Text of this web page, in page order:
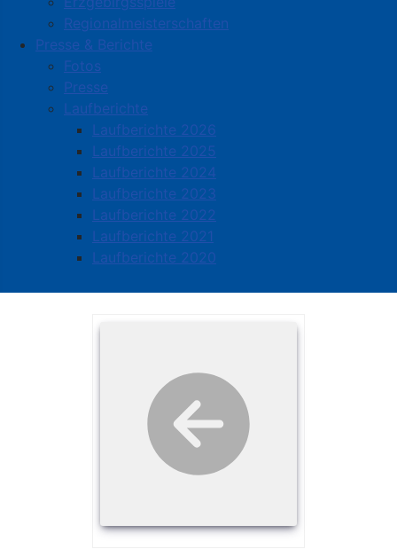
Regionalmeisterschaften
Presse & Berichte
Fotos
Presse
Laufberichte
Laufberichte 2026
Laufberichte 2025
Laufberichte 2024
Laufberichte 2023
Laufberichte 2022
Laufberichte 2021
Laufberichte 2020